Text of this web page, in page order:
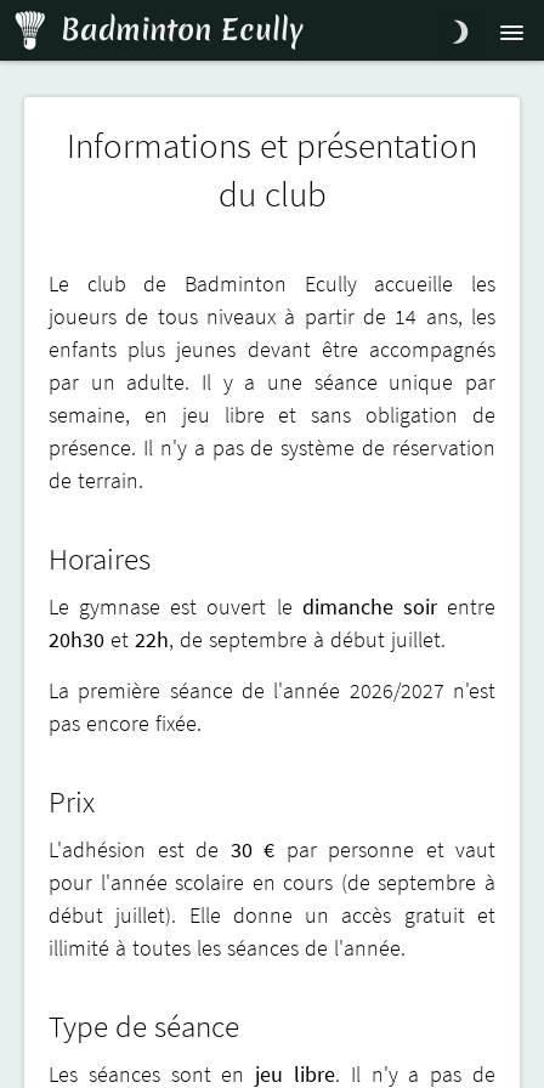
Badminton Ecully
Infos Inscription Accès Contact
Informations et présentation
du club
Le club de Badminton Ecully accueille les
joueurs de tous niveaux à partir de 14 ans, les
enfants plus jeunes devant être accompagnés
par un adulte. Il y a une séance unique par
semaine, en jeu libre et sans obligation de
présence. Il n'y a pas de système de réservation
de terrain.
Horaires
Le gymnase est ouvert le dimanche soirentre
20h30 et 22h, de septembre à début juillet.
La première séance de l'année 2026/2027 n'est
pas encore fixée.
Prix
L'adhésion est de 30 € par personne et vaut
pour l'année scolaire en cours (de septembre à
début juillet). Elle donne un accès gratuit et
illimité à toutes les séances de l'année.
Type de séance
Les séances sont en jeu libre. Il n'y a pas de